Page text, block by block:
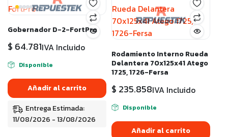
Gobernador D-2-FortPro
$ 64.781IVA Incluido
Disponible
Añadir al carrito
Entrega Estimada:
11/08/2026 - 13/08/2026
Rodamiento Interno Rueda
Delantera 70x125x41 Atego
1725, 1726-Fersa
$ 235.858IVA Incluido
Disponible
Añadir al carrito